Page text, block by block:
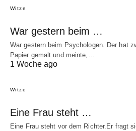
Witze
War gestern beim …
War gestern beim Psychologen. Der hat
Papier gemalt und meinte,…
1 Woche ago
Witze
Eine Frau steht …
Eine Frau steht vor dem Richter.Er fragt